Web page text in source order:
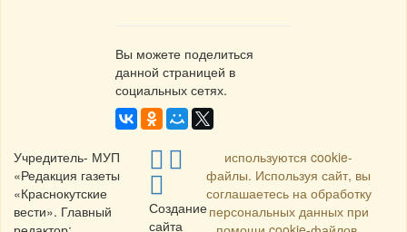
Вы можете поделиться
данной страницей в
социальных сетях.
Учредитель- МУП
«Редакция газеты
«Краснокутские
вести». Главный
Создание
сайта
используются cookie-
файлы. Используя сайт, вы
соглашаетесь на обработку
персональных данных при